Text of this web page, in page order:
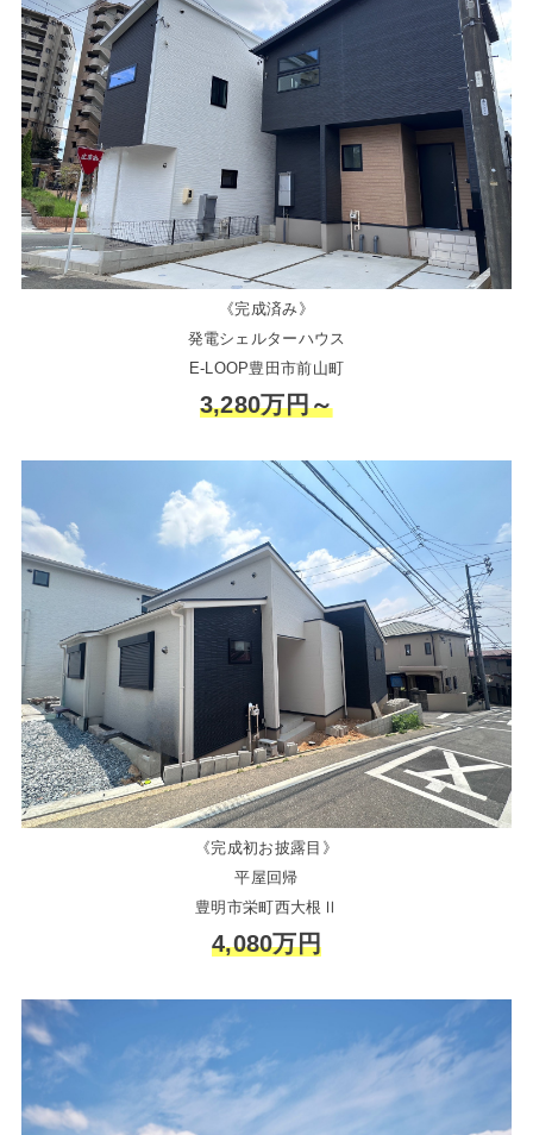
《完成済み》
発電シェルターハウス
E-LOOP豊田市前山町
3,280万円～
《完成初お披露目》
平屋回帰
豊明市栄町西大根Ⅱ
4,080万円